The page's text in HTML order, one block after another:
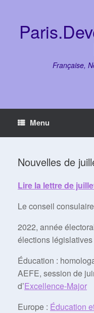
content
Française,
Menu
Nouvelles de
Lire la lettre de
Le conseil consulaire
2022, année
élections législatives
Éducation :
AEFE, session de
d’Excellence-Major
Europe : Éducation